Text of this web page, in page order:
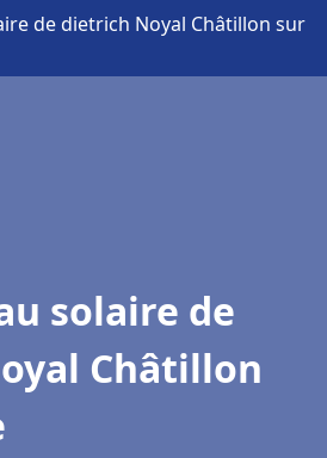
de dietrich Noyal Châtillon sur
solaire de
Châtillon